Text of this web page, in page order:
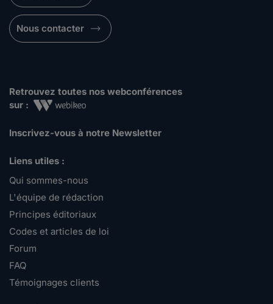
Nous contacter
Retrouvez toutes nos webconférences
sur :
Inscrivez-vous à notre Newsletter
Liens utiles :
Qui sommes-nous
L'équipe de rédaction
Principes éditoriaux
Codes et articles de loi
Forum
FAQ
Témoignages clients